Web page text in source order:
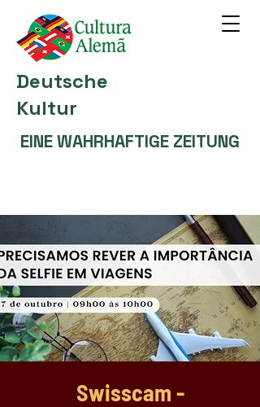
Deutsche
Kultur
EINE WAHRHAFTIGE ZEITUNG
Swisscam -